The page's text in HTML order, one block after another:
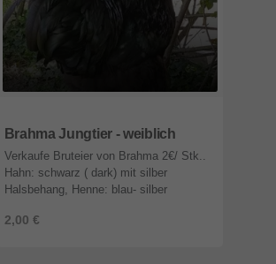
Brahma Jungtier - weiblich
2,00 €
Verkaufe Bruteier von Brahma 2€/ Stk..
Hahn: schwarz ( dark) mit silber
Halsbehang, Henne: blau- silber
18€ Express Versand innerhalb